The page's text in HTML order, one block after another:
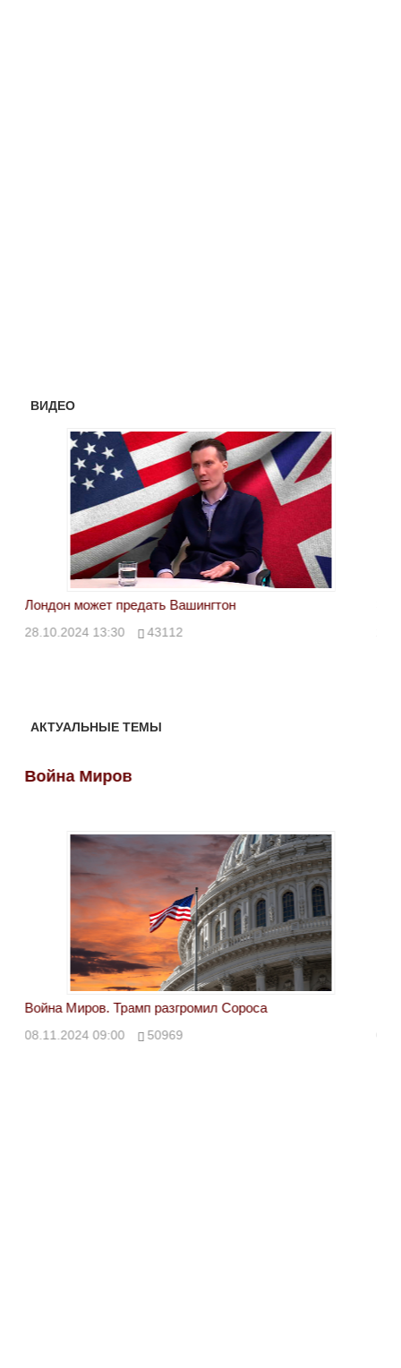
ВИДЕО
Лондон может предать Вашингтон
28.10.2024 13:30 43112
АКТУАЛЬНЫЕ ТЕМЫ
Война Миров
Война Миров. Трамп разгромил Сороса
08.11.2024 09:00 50969